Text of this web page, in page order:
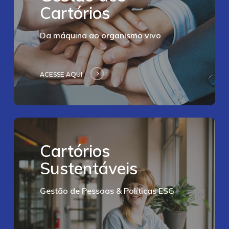
Cartórios
Da máquina ao organismo vivo
ACESSE AQUI
Cartórios
Sustentáveis
Gestão de Pessoas & Políticas ESG